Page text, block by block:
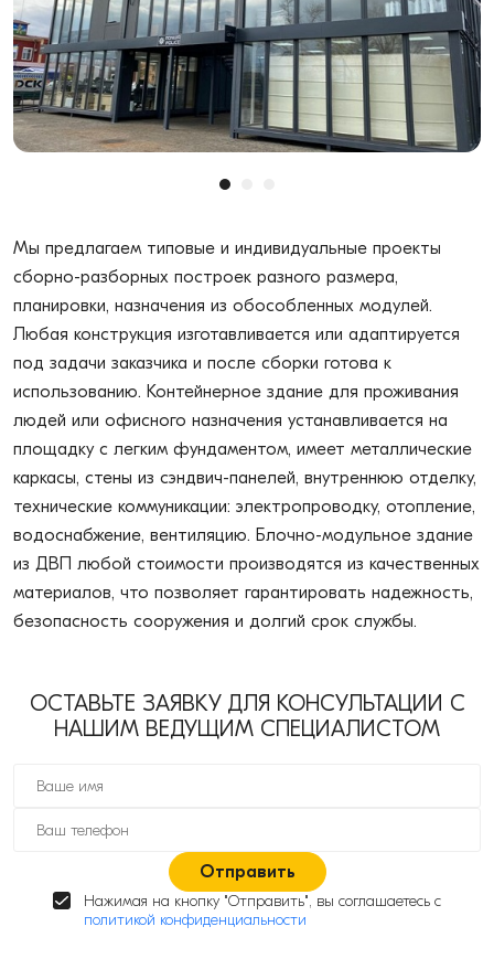
Мы предлагаем типовые и индивидуальные проекты
сборно-разборных построек разного размера,
планировки, назначения из обособленных модулей.
Любая конструкция изготавливается или адаптируется
под задачи заказчика и после сборки готова к
использованию. Контейнерное здание для проживания
людей или офисного назначения устанавливается на
площадку с легким фундаментом, имеет металлические
каркасы, стены из сэндвич-панелей, внутреннюю отделку,
технические коммуникации: электропроводку, отопление,
водоснабжение, вентиляцию. Блочно-модульное здание
из ДВП любой стоимости производятся из качественных
материалов, что позволяет гарантировать надежность,
безопасность сооружения и долгий срок службы.
ОСТАВЬТЕ ЗАЯВКУ ДЛЯ КОНСУЛЬТАЦИИ С
НАШИМ ВЕДУЩИМ СПЕЦИАЛИСТОМ
Отправить
Нажимая на кнопку "Отправить", вы соглашаетесь с
политикой конфиденциальности